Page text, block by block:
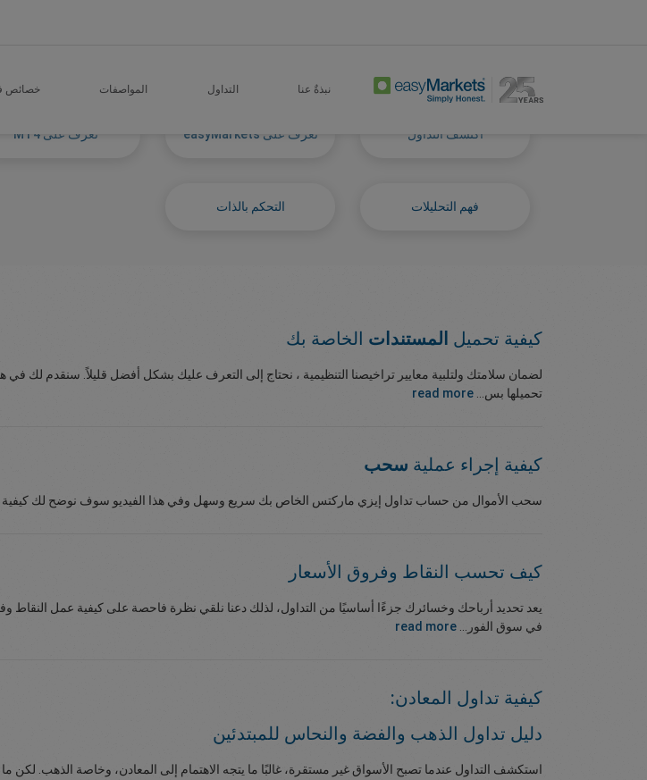
نبذةٌ عنا التداول المواصفات خصائص
اكتشف التداول تعرف على easyMarkets تعرف على MT4
فهم التحليلات التحكم بالذات
كيفية تحميل المستندات الخاصة بك
لضمان سلامتك ولتلبية معايير تراخيصنا التنظيمية ، نحتاج إلى التعرف عليك بشكل أفضل قليلاً. سنقدم لك
تحميلها بس... read more
كيفية إجراء عملية سحب
سحب الأموال من حساب تداول إيزي ماركتس الخاص بك سريع وسهل وفي هذا الفيديو سوف نوضح لك كيفية
كيف تحسب النقاط وفروق الأسعار
يعد تحديد أرباحك وخسائرك جزءًا أساسيًا من التداول، لذلك دعنا نلقي نظرة فاحصة على كيفية عمل النقاط
في سوق الفور... read more
كيفية تداول المعادن:
دليل تداول الذهب والفضة والنحاس للمبتدئين
استكشف التداول عندما تصبح الأسواق غير مستقرة، غالبًا ما يتجه الاهتمام إلى المعادن، وخاصة الذهب.